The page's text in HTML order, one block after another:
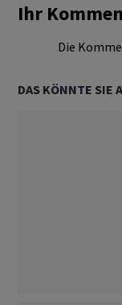
Ihr
Die
DAS KÖNNTE SIE